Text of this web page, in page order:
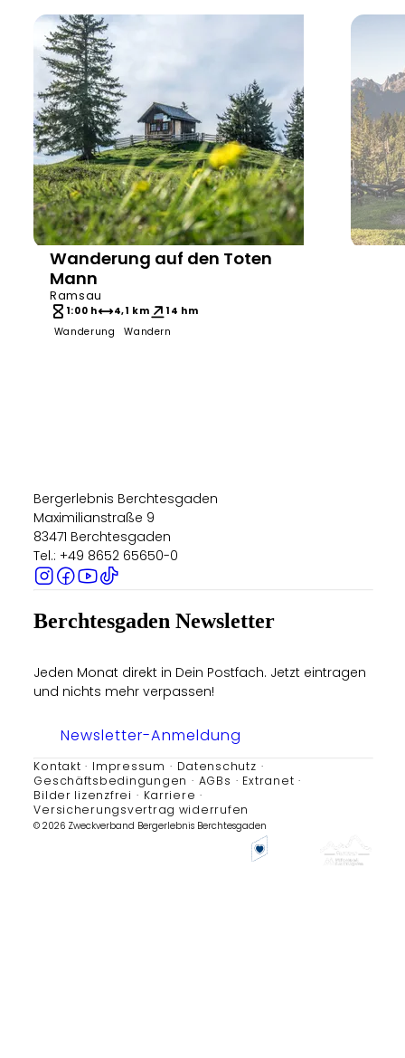
Bergerlebnis Berchtesgaden
Wanderung auf den Toten
Mann
Ramsau
1:00 h 4,1 km
14 hm
Wanderung
Wandern
Bergerlebnis Berchtesgaden
Maximilianstraße 9
83471 Berchtesgaden
Tel.: +49 8652 65650-0
Berchtesgaden Newsletter
Jeden Monat direkt in Dein Postfach. Jetzt eintragen
und nichts mehr verpassen!
Newsletter-Anmeldung
Kontakt Impressum
Datenschutz
Geschäftsbedingungen
AGBs
Extranet
Bilder lizenzfrei
Karriere
Versicherungsvertrag widerrufen
© 2026 Zweckverband Bergerlebnis Berchtesgaden